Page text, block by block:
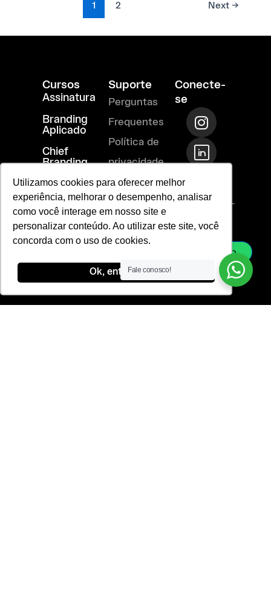
Utilizamos cookies para oferecer melhor
experiência, melhorar o desempenho, analisar
como você interage em nosso site e
personalizar conteúdo. Ao utilizar este site, você
concorda com o uso de cookies.
Ok, entendi!
1 2 Next →
Cursos
Assinatura
Branding
Aplicado
Chief
Branding
Suporte
Perguntas
Frequentes
Política de
privacidade
Termos de
Uso
Conecte-
se
I
n
s
t
r
a
T
i
-
l
k
e
R
i
-
m
l
-
e
vendas@laje-
sac@laje-
Whatsapp
Fale conosco!